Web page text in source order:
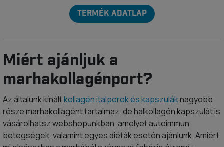
TERMÉK ADATLAP
Miért ajánljuk a
marhakollagénport?
Az általunk kínáltkollagén italporok és kapszuláknagyobb
része marhakollagént tartalmaz, de halkollagén kapszulát is
vásárolhatsz webshopunkban, amelyet autoimmun
betegségek, valamint egyes diéták esetén ajánlunk. Amiért